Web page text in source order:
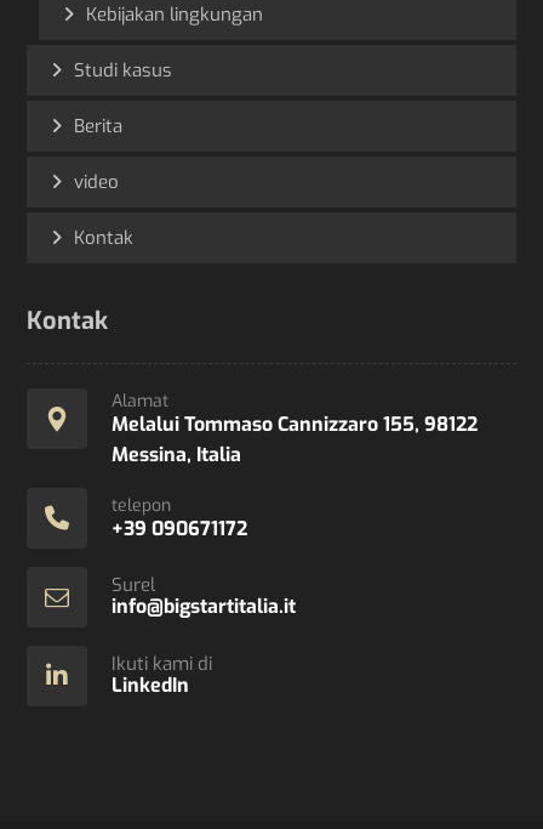
Kebijakan lingkungan
Studi kasus
Berita
video
Kontak
Kontak
Alamat
Melalui Tommaso Cannizzaro 155, 98122
Messina, Italia
telepon
+39 090671172
Surel
info@bigstartitalia.it
Ikuti kami di
LinkedIn